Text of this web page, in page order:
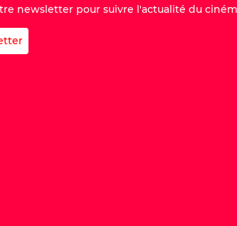
newsletter pour suivre l'actualité du